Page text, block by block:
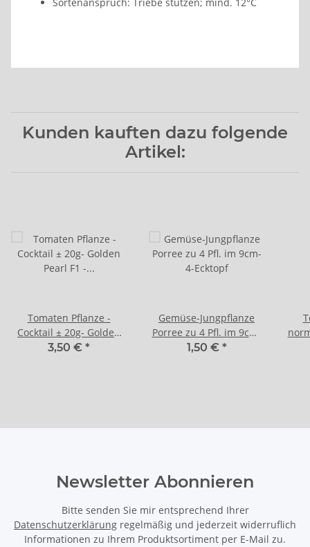
Kunden kauften dazu folgende
Artikel:
Tomaten Pflanze -
Cocktail ± 20g- Golden
Pearl F1 - im 10,5cm
3,50 € *
Gemüse-Jungpflanze
Porree zu 4 Pfl. im 9cm-
4-Ecktopf
1,50 € *
Newsletter Abonnieren
Bitte senden Sie mir entsprechend Ihrer
Datenschutzerklärung regelmäßig und jederzeit widerruflich
Informationen zu Ihrem Produktsortiment per E-Mail zu.